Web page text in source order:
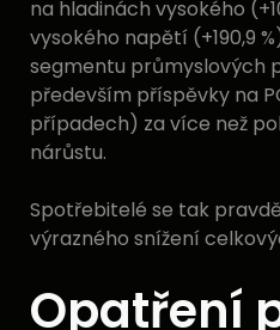
na hladinách vysokého
vysokého napětí (+190,9
segmentu průmyslových
především příspěvky na
případech) za více než
nárůstu.
Spotřebitelé se tak
výrazného snížení
Opatření